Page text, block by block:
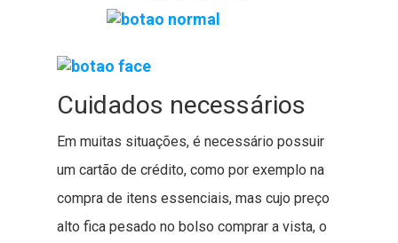
Cuidados necessários
Em muitas situações, é necessário possuir
um cartão de crédito, como por exemplo na
compra de itens essenciais, mas cujo preço
alto fica pesado no bolso comprar a vista, o